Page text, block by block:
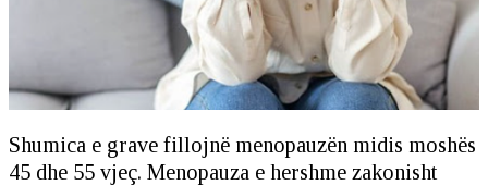
Shumica e grave fillojnë menopauzën midis moshës
45 dhe 55 vjeç. Menopauza e hershme zakonisht